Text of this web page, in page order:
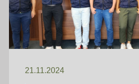
21.11.2024